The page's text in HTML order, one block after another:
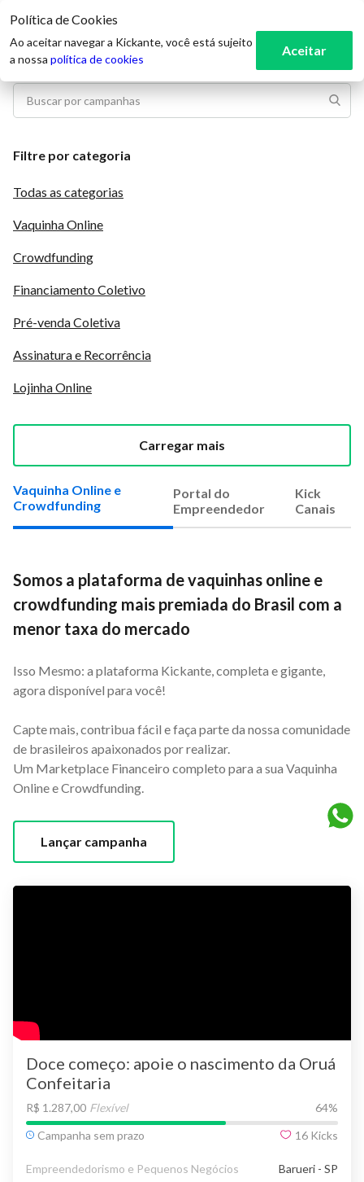
Vaquinha Online e
Crowdfunding
Portal do
Empreendedor
Kick
Canais
Somos a plataforma de vaquinhas online e
crowdfunding mais premiada do Brasil com a
menor taxa do mercado
Isso Mesmo: a plataforma Kickante, completa e gigante,
agora disponível para você!
Capte mais, contribua fácil e faça parte da nossa comunidade
de brasileiros apaixonados por realizar.
Um Marketplace Financeiro completo para a sua Vaquinha
Online e Crowdfunding.
Lançar campanha
Doce começo: apoie o nascimento da Oruá
Confeitaria
R$ 1.287,00 Flexível 64%
Campanha sem prazo
16 Kicks
Empreendedorismo e Pequenos Negócios Barueri - SP
Filtre por categoria
Todas as categorias
Vaquinha Online
Crowdfunding
Financiamento Coletivo
Pré-venda Coletiva
Assinatura e Recorrência
Lojinha Online
Carregar mais
Política de Cookies
Ao aceitar navegar a Kickante, você está sujeito
a nossa política de cookies
Aceitar